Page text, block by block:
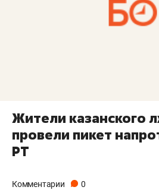
Жители казанского
провели пикет
РТ
Комментарии 0